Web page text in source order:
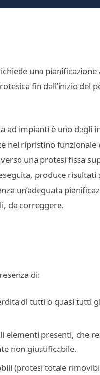
una pianificazione
fin dall’inizio del
ad impianti è uno degli
nel ripristino funzionale
una protesi fissa
produce risultati
un’adeguata
da correggere.
di:
di tutti o quasi tutti
elementi presenti, che
non giustificabile.
(protesi totale